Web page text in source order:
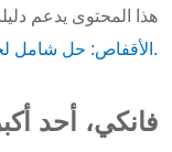
هذا المحتوى يدعم
الأقفاص: حل شامل لجميع مشاكلك.
فانكي، أحد